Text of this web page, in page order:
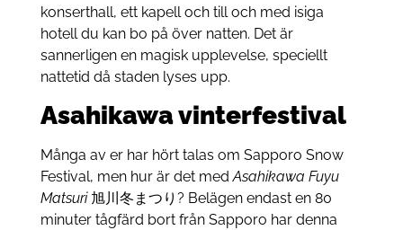
konserthall, ett kapell och till och med isiga
hotell du kan bo på över natten. Det är
sannerligen en magisk upplevelse, speciellt
nattetid då staden lyses upp.
Asahikawa vinterfestival
Många av er har hört talas om Sapporo Snow
Festival, men hur är det medAsahikawa Fuyu
Matsuri旭川冬まつり? Belägen endast en 80
minuter tågfärd bort från Sapporo har denna